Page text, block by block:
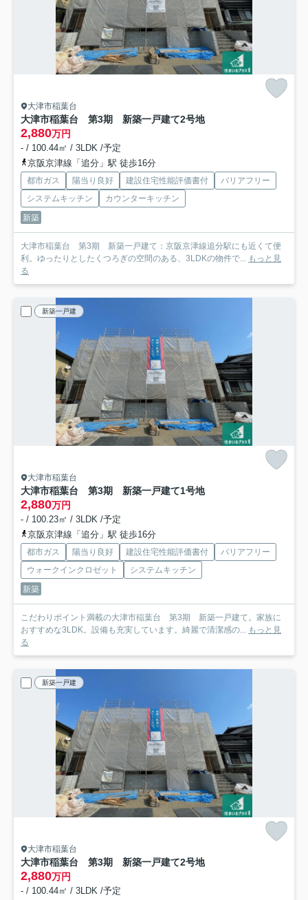
大津市稲葉台
大津市稲葉台 第3期 新築一戸建て2号地
2,880万円
- / 100.44㎡ / 3LDK /予定
京阪京津線「追分」駅 徒歩16分
都市ガス 陽当り良好 建設住宅性能評価書付
バリアフリー
システムキッチン
カウンターキッチン
新築
大津市稲葉台 第3期 新築一戸建て：京阪京津線追分駅にも近くて便
利。ゆったりとしたくつろぎの空間のある、3LDKの物件で... もっと見
る
新築一戸建
大津市稲葉台
大津市稲葉台 第3期 新築一戸建て1号地
2,880万円
- / 100.23㎡ / 3LDK /予定
京阪京津線「追分」駅 徒歩16分
都市ガス 陽当り良好 建設住宅性能評価書付
バリアフリー
ウォークインクロゼット
システムキッチン
新築
こだわりポイント満載の大津市稲葉台 第3期 新築一戸建て。家族に
おすすめな3LDK。設備も充実しています。綺麗で清潔感の... もっと見
る
新築一戸建
大津市稲葉台
大津市稲葉台 第3期 新築一戸建て2号地
2,880万円
- / 100.44㎡ / 3LDK /予定